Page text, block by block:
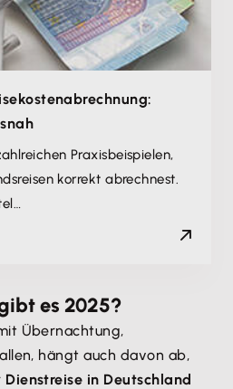
Praxisbeispielen,
korrekt abrechnest.
es 2025?
Übernachtung,
hängt auch davon ab,
Dienstreise in Deutschland